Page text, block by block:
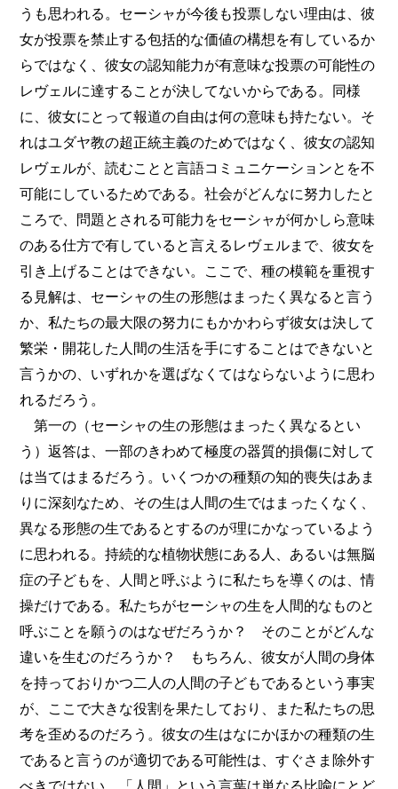
うも思われる。セーシャが今後も投票しない理由は、彼
女が投票を禁止する包括的な価値の構想を有しているか
らではなく、彼女の認知能力が有意味な投票の可能性の
レヴェルに達することが決してないからである。同様
に、彼女にとって報道の自由は何の意味も持たない。そ
れはユダヤ教の超正統主義のためではなく、彼女の認知
レヴェルが、読むことと言語コミュニケーションとを不
可能にしているためである。社会がどんなに努力したと
ころで、問題とされる可能力をセーシャが何かしら意味
のある仕方で有していると言えるレヴェルまで、彼女を
引き上げることはできない。ここで、種の模範を重視す
る見解は、セーシャの生の形態はまったく異なると言う
か、私たちの最大限の努力にもかかわらず彼女は決して
繁栄・開花した人間の生活を手にすることはできないと
言うかの、いずれかを選ばなくてはならないように思わ
れるだろう。
第一の（セーシャの生の形態はまったく異なるとい
う）返答は、一部のきわめて極度の器質的損傷に対して
は当てはまるだろう。いくつかの種類の知的喪失はあま
りに深刻なため、その生は人間の生ではまったくなく、
異なる形態の生であるとするのが理にかなっているよう
に思われる。持続的な植物状態にある人、あるいは無脳
症の子どもを、人間と呼ぶように私たちを導くのは、情
操だけである。私たちがセーシャの生を人間的なものと
呼ぶことを願うのはなぜだろうか？ そのことがどんな
違いを生むのだろうか？ もちろん、彼女が人間の身体
を持っておりかつ二人の人間の子どもであるという事実
が、ここで大きな役割を果たしており、また私たちの思
考を歪めるのだろう。彼女の生はなにかほかの種類の生
であると言うのが適切である可能性は、すぐさま除外す